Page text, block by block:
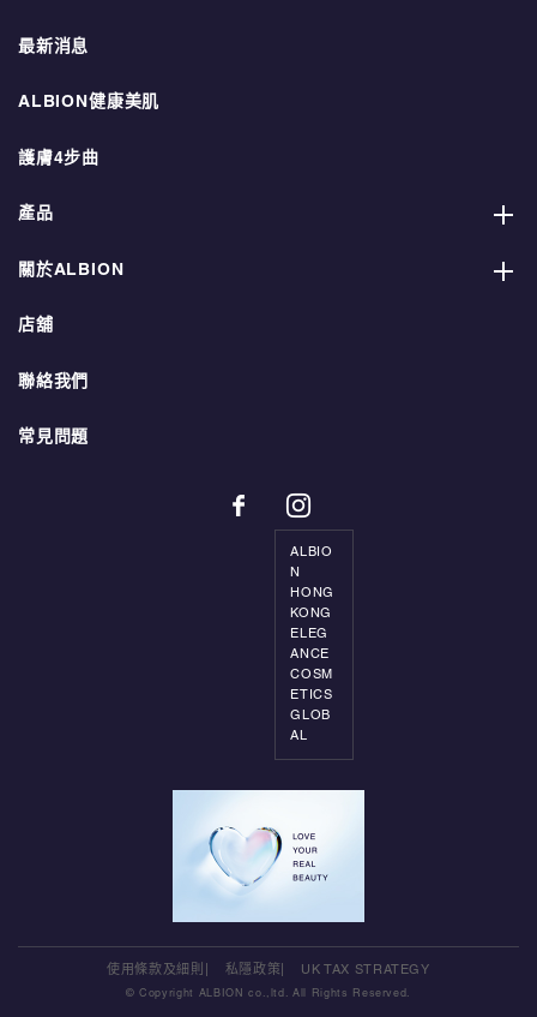
最新消息
ALBION健康美肌
護膚4步曲
產品
關於ALBION
店舖
聯絡我們
常見問題
ALBIO
N
HONG
KONG
ELEG
ANCE
COSM
ETICS
GLOB
AL
使用條款及細則 私隱政策 UK TAX STRATEGY
© Copyright ALBION co.,ltd. All Rights Reserved.